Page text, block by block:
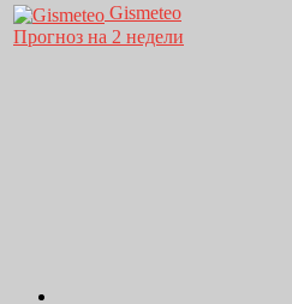
Gismeteo
Прогноз на 2 недели